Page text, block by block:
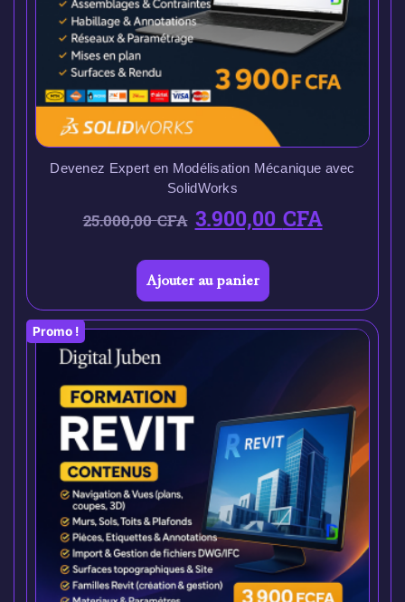
Devenez Expert en Modélisation Mécanique avec
SolidWorks
25.000,00CFA 3.900,00CFA
Ajouter au panier
Promo !